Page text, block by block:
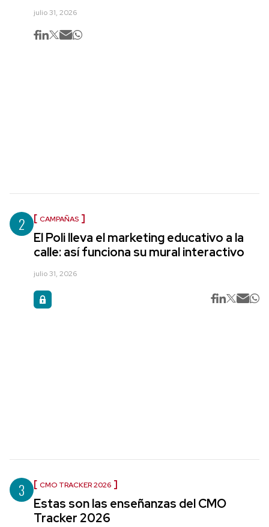
julio 31, 2026
2 CAMPAÑAS
El Poli lleva el marketing educativo a la
calle: así funciona su mural interactivo
julio 31, 2026
3 CMO TRACKER 2026
Estas son las enseñanzas del CMO
Tracker 2026